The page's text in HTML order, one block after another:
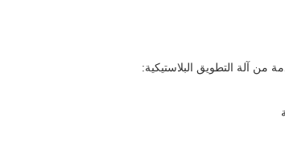
من آلة التطويق البلاستيكية: